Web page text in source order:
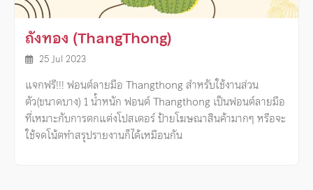
ถังทอง (ThangThong)
25 Jul 2023
แจกฟรี!!! ฟอนต์ลายมือ Thangthong สำหรับใช้งานส่วน
ตัว(ขนาดบาง) 1 น้ำหนัก ฟอนต์ Thangthong เป็นฟอนต์ลายมือ
ที่เหมาะกับการตกแต่งโปสเตอร์ ป้ายโฆษณาสินค้ามากๆ หรือจะ
ใช้จดโน้ตทำสรุปรายงานก็ได้เหมือนกัน